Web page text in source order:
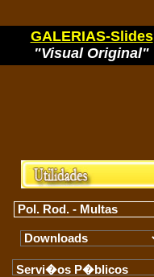
GALERIAS-Slides
"Visual Original"